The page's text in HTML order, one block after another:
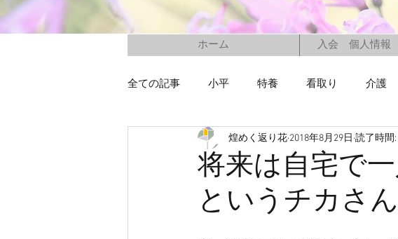
ホーム 入会 個人情報
全ての記事 小平 特養 看取り 介護
救急車 医療 高齢者 孤
ACP クラウドファンディング
将来は自宅で
というチカさ
煌めく返り花 2018年8月29日 読了時間